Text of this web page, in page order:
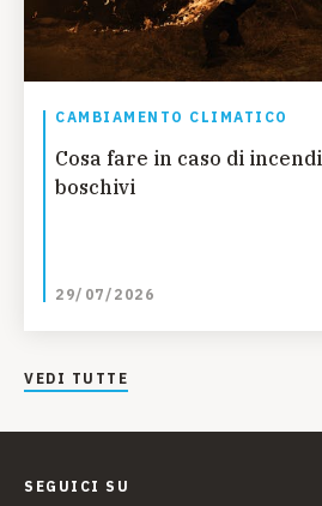
CAMBIAMENTO CLIMATICO
Cosa fare in caso di incendi
boschivi
29/07/2026
VEDI TUTTE
SEGUICI SU